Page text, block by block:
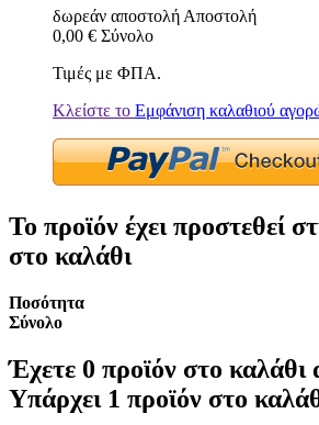
δωρεάν αποστολή Αποστολή
0,00 € Σύνολο
Τιμές με ΦΠΑ.
Κλείστε το Εμφάνιση καλαθιού
Το προϊόν έχει προστεθεί
στο καλάθι
Ποσότητα
Σύνολο
Έχετε 0 προϊόν στο
Υπάρχει 1 προϊόν στο